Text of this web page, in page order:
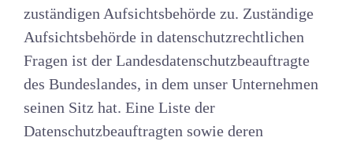
zuständigen Aufsichtsbehörde zu. Zuständige
Aufsichtsbehörde in datenschutzrechtlichen
Fragen ist der Landesdatenschutzbeauftragte
des Bundeslandes, in dem unser Unternehmen
seinen Sitz hat. Eine Liste der
Datenschutzbeauftragten sowie deren